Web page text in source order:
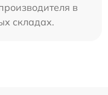
в
складах.